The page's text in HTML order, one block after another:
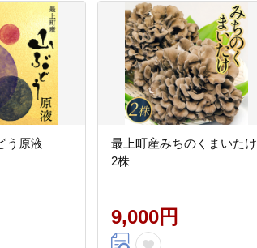
う原液
最上町産みちのくまいたけ
2株
9,000円